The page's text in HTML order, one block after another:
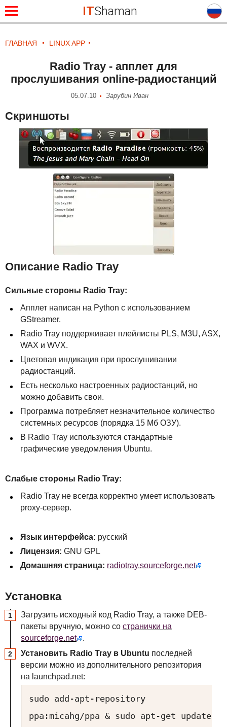
ITShaman
ГЛАВНАЯ LINUX APP
Radio Tray - апплет для
прослушивания online-радиостанций
05.07.10 Зарубин Иван
Скриншоты
Описание Radio Tray
Сильные стороны Radio Tray:
Апплет написан на Python с использованием
GStreamer.
Radio Tray поддерживает плейлисты PLS, M3U, ASX,
WAX и WVX.
Цветовая индикация при прослушивании
радиостанций.
Есть несколько настроенных радиостанций, но
можно добавить свои.
Программа потребляет незначительное количество
системных ресурсов (порядка 15 Мб ОЗУ).
В Radio Tray используются стандартные
графические уведомления Ubuntu.
Слабые стороны Radio Tray:
Radio Tray не всегда корректно умеет использовать
proxy-сервер.
Язык интерфейса: русский
Лицензия: GNU GPL
Домашняя страница: radiotray.sourceforge.net
Установка
Загрузить исходный код Radio Tray, а также DEB-
пакеты вручную, можно со странички на
sourceforge.net
.
Установить Radio Tray в Ubuntu последней
версии можно из дополнительного репозитория
на launchpad.net:
sudo add-apt-repository
ppa:micahg/ppa & sudo apt-get update